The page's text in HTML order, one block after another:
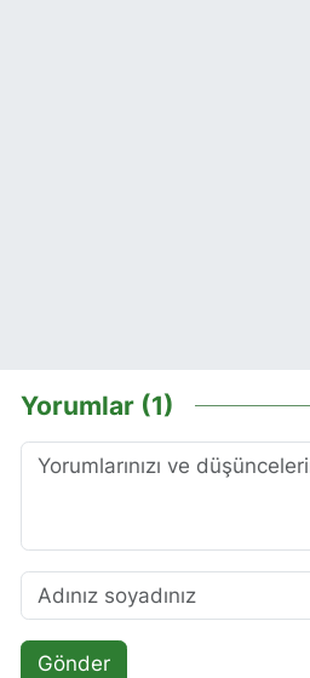
Yorumlar (1)
Gönder